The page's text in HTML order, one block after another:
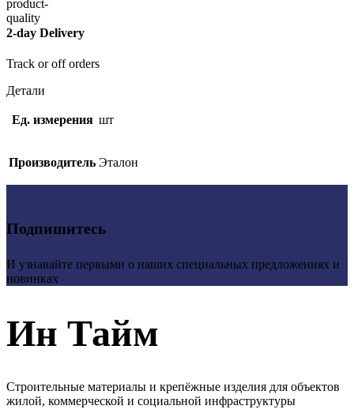
2-day Delivery
Track or off orders
Детали
Ед. измерения шт
Производитель Эталон
Подпишитесь
И узнавайте первыми о наших специальных предложениях и
новинках
Ин Тайм
Строительные материалы и крепёжные изделия для объектов
жилой, коммерческой и социальной инфраструктуры